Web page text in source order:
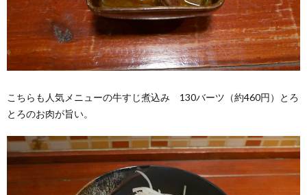
こちらも人気メニューの牛すじ煮込み 130バーツ（約460円）とろ
とろのお肉が旨い。